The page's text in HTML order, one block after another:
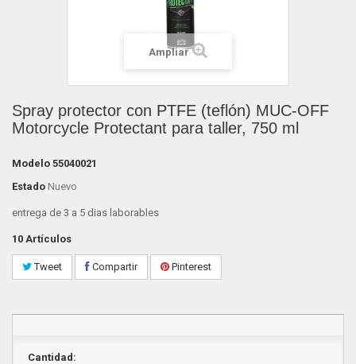
Ampliar
Spray protector con PTFE (teflón) MUC-OFF
Motorcycle Protectant para taller, 750 ml
Modelo 55040021
Estado Nuevo
entrega de 3 a 5 dias laborables
10 Artículos
Tweet Compartir Pinterest
Cantidad: